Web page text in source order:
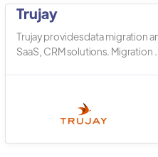
Trujay
Trujay provides data migration
SaaS, CRM solutions. Migration ...